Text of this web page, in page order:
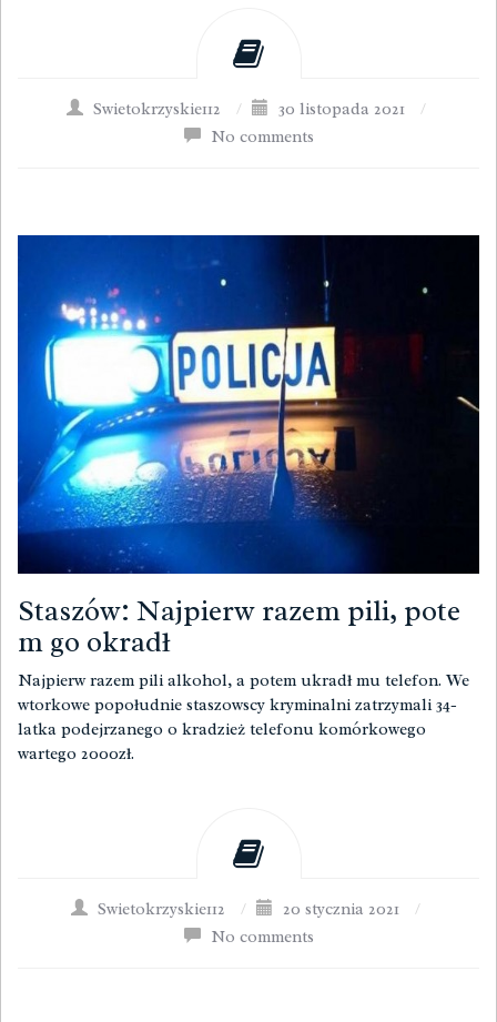
Swietokrzyskie112 / 30 listopada 2021
/
No comments
Staszów: Najpierw razem pili, pote
m go okradł
Najpierw razem pili alkohol, a potem ukradł mu telefon. We
wtorkowe popołudnie staszowscy kryminalni zatrzymali 34-
latka podejrzanego o kradzież telefonu komórkowego
wartego 2000zł.
Swietokrzyskie112 / 20 stycznia 2021
/
No comments